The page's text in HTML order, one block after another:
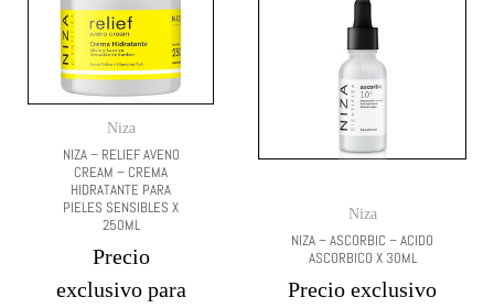
Niza
NIZA – RELIEF AVENO
CREAM – CREMA
HIDRATANTE PARA
PIELES SENSIBLES X
250ML
Precio
exclusivo para
Niza
NIZA – ASCORBIC – ACIDO
ASCORBICO X 30ML
Precio exclusivo